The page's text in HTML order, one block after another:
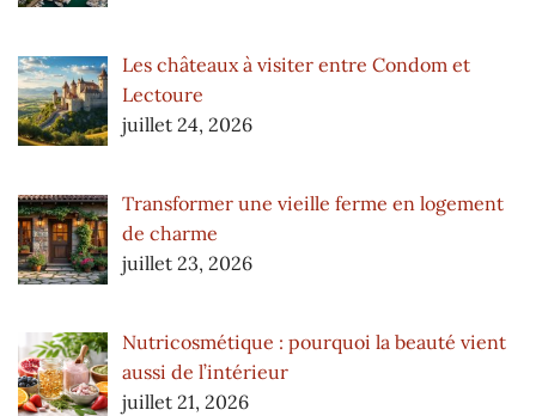
Les châteaux à visiter entre Condom et
Lectoure
juillet 24, 2026
Transformer une vieille ferme en logement
de charme
juillet 23, 2026
Nutricosmétique : pourquoi la beauté vient
aussi de l’intérieur
juillet 21, 2026